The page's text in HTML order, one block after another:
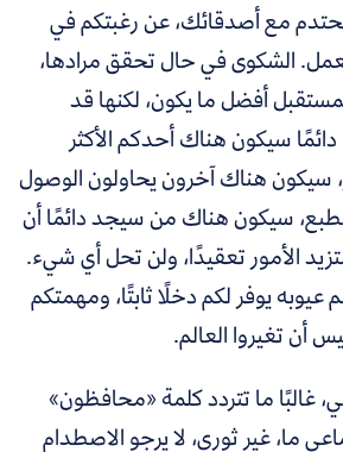
مع أصدقائك، عن رغبتكم في
الشكوى في حال تحقق مرادها،
أفضل ما يكون، لكنها قد
سيكون هناك أحدكم الأكثر
سيكون هناك آخرون يحاولون الوصول
سيكون هناك من سيجد دائمًا أن
الأمور تعقيدًا، ولن تحل أي شيء.
عيوبه يوفر لكم دخلًا ثابتًا، ومهمتكم
أن تغيروا العالم.
ما تتردد كلمة «محافظون»
ما، غير ثوري، لا يرجو الاصطدام